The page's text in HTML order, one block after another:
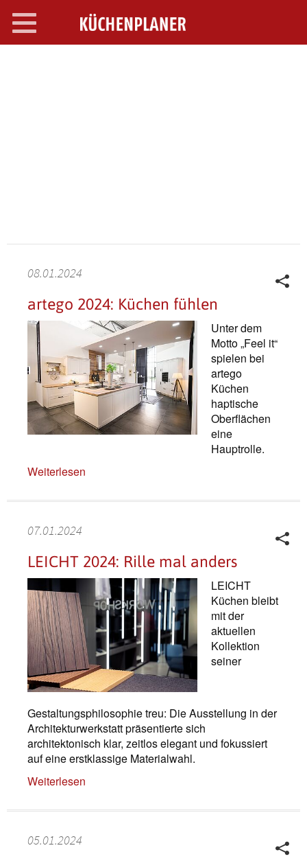
Toggle
navigation
08.01.2024
artego 2024: Küchen fühlen
Unter dem
Motto „Feel it“
spielen bei
artego
Küchen
haptische
Oberflächen
eine
Hauptrolle.
Weiterlesen
07.01.2024
LEICHT 2024: Rille mal anders
LEICHT
Küchen bleibt
mit der
aktuellen
Kollektion
seiner
Gestaltungsphilosophie treu: Die Ausstellung in der
Architekturwerkstatt präsentierte sich
architektonisch klar, zeitlos elegant und fokussiert
auf eine erstklassige Materialwahl.
Weiterlesen
05.01.2024